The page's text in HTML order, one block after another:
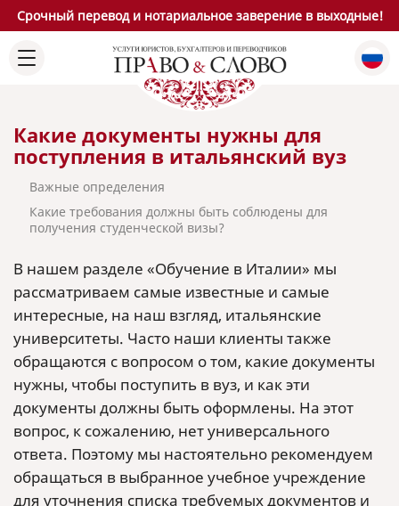
Срочный перевод и нотариальное заверение в выходные!
Какие документы нужны для
поступления в итальянский вуз
Важные определения
Какие требования должны быть соблюдены для
получения студенческой визы?
В нашем разделе «Обучение в Италии» мы
рассматриваем самые известные и самые
интересные, на наш взгляд, итальянские
университеты. Часто наши клиенты также
обращаются с вопросом о том, какие документы
нужны, чтобы поступить в вуз, и как эти
документы должны быть оформлены. На этот
вопрос, к сожалению, нет универсального
ответа. Поэтому мы настоятельно рекомендуем
обращаться в выбранное учебное учреждение
для уточнения списка требуемых документов и